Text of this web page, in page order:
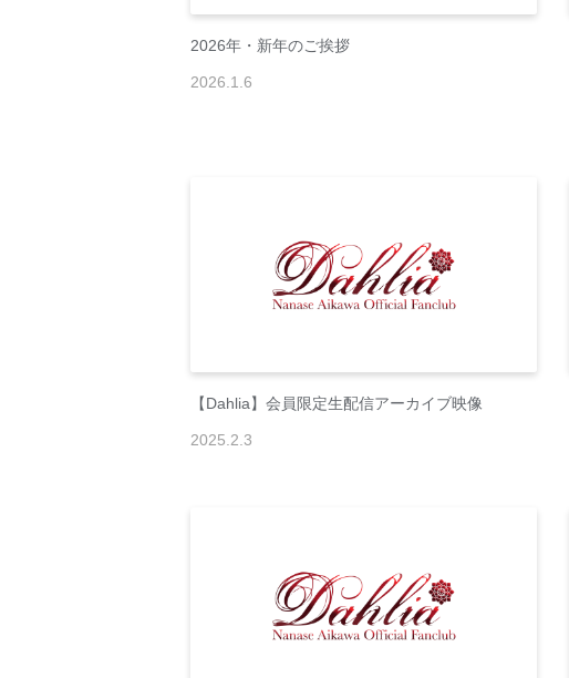
2026年・新年のご挨拶
2026.1.6
【Dahlia】会員限定生配信アーカイブ映像
2025.2.3